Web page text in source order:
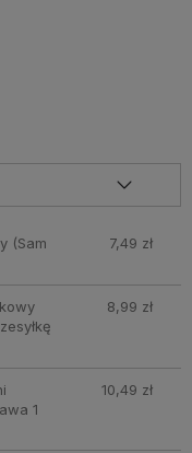
(Sam
7,49 zł
8,99 zł
1
10,49 zł